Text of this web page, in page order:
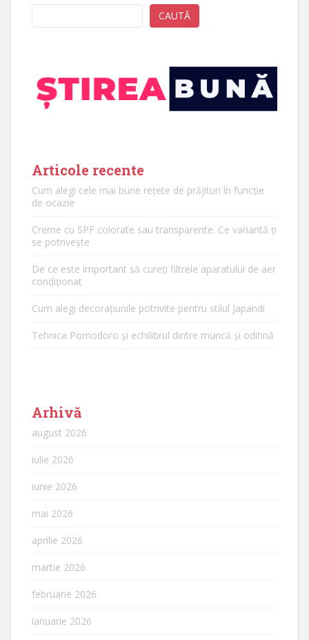
CAUTĂ
Articole recente
Cum alegi cele mai bune rețete de prăjituri în funcție
de ocazie
Creme cu SPF colorate sau transparente. Ce variantă ți
se potrivește
De ce este important să cureți filtrele aparatului de aer
condiționat
Cum alegi decorațiunile potrivite pentru stilul Japandi
Tehnica Pomodoro și echilibrul dintre muncă și odihnă
Arhivă
august 2026
iulie 2026
iunie 2026
mai 2026
aprilie 2026
martie 2026
februarie 2026
ianuarie 2026